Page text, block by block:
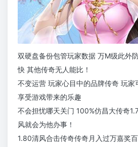
双硬盘备份包管玩家数据 万M级此外
快 其他传奇无人能比！
不变运营 玩家心目中的品牌传奇 玩家
享受游戏带来的乐趣
不会担忧哪天关门 100%仿昌大传奇
风就会为他办事！
1.80清风合击传奇传奇月入过万嘉奖